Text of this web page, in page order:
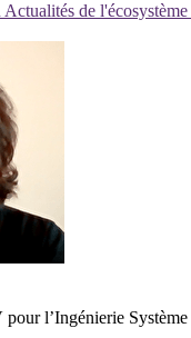
Actualités de l'écosystème